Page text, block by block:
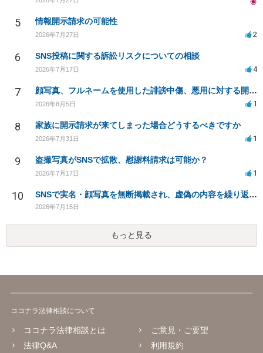
5 情報開示請求の可能性
2026年7月27日 2
6 SNS投稿に関する訴訟リスクについての相談
2026年7月17日 4
7 顔写真、フルネームを使用した誹謗中傷、悪用に対する開示請求
2026年8月5日 1
8 家族に開示請求が来てしまった場合どうするべきですか
2026年7月31日 1
9 盗撮写真がSNSで拡散、慰謝料請求は可能か？
2026年7月17日 1
10 SNSで実名・顔写真を無断掲載され、虚偽の内容を繰り返し投稿されています。法的対応は可能でしょうか？
2026年7月15日
もっと見る
ココナラ法律相談について
ココナラ法律相談とは
法律Q&A
ご意見・ご要望
利用規約